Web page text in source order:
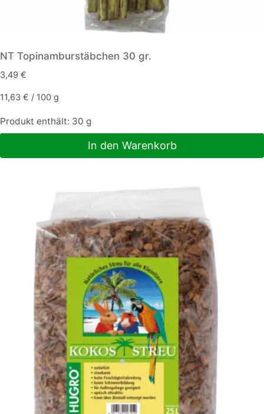
NT Topinamburstäbchen 30 gr.
3,49 €
11,63 € / 100 g
Produkt enthält: 30 g
In den Warenkorb